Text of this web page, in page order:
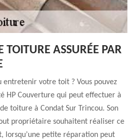
TOITURE ASSURÉE PAR
entretenir votre toit ? Vous pouvez
HP Couverture qui peut effectuer à
toiture à Condat Sur Trincou. Son
propriétaire souhaitent réaliser ce
lorsqu’une petite réparation peut